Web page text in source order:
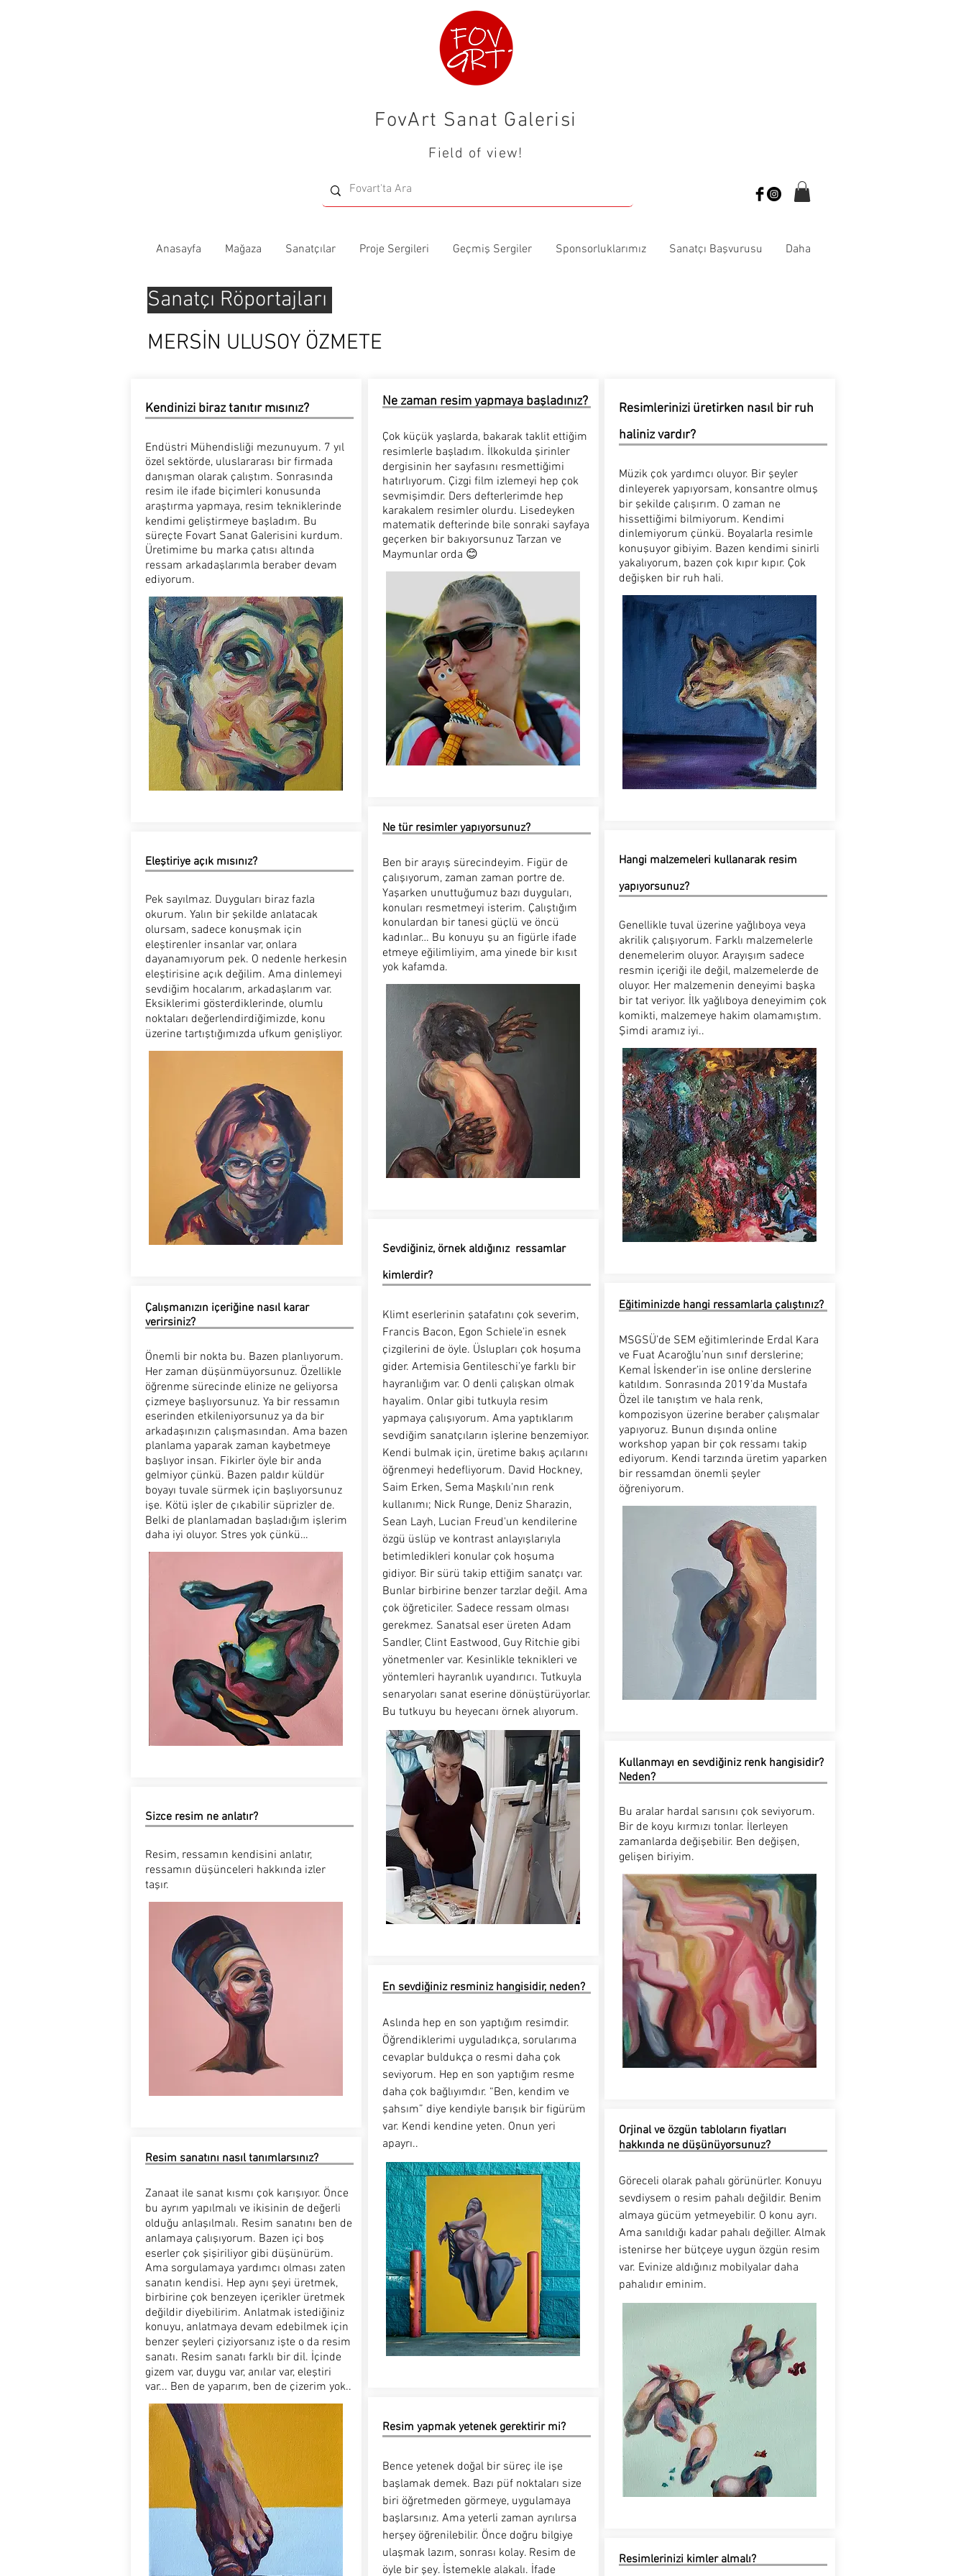
FovArt Sanat Galerisi
Field of view!
Anasayfa Mağaza Sanatçılar Proje Sergileri Geçmiş Sergiler Sponsorluklarımız Sanatçı Başvurusu Daha
Sanatçı Röportajları
MERSİN ULUSOY ÖZMETE
Kendinizi biraz tanıtır mısınız?
Endüstri Mühendisliği mezunuyum. 7 yıl
özel sektörde, uluslararası bir firmada
danışman olarak çalıştım. Sonrasında
resim ile ifade biçimleri konusunda
araştırma yapmaya, resim tekniklerinde
kendimi geliştirmeye başladım. Bu
süreçte Fovart Sanat Galerisini kurdum.
Üretimime bu marka çatısı altında
ressam arkadaşlarımla beraber devam
ediyorum.
Eleştiriye açık mısınız?
Pek sayılmaz. Duyguları biraz fazla
okurum. Yalın bir şekilde anlatacak
olursam, sadece konuşmak için
eleştirenler insanlar var, onlara
dayanamıyorum pek. O nedenle herkesin
eleştirisine açık değilim. Ama dinlemeyi
sevdiğim hocalarım, arkadaşlarım var.
Eksiklerimi gösterdiklerinde, olumlu
noktaları değerlendirdiğimizde, konu
üzerine tartıştığımızda ufkum genişliyor.
Çalışmanızın içeriğine nasıl karar
verirsiniz?
Önemli bir nokta bu. Bazen planlıyorum.
Her zaman düşünmüyorsunuz. Özellikle
öğrenme sürecinde elinize ne geliyorsa
çizmeye başlıyorsunuz. Ya bir ressamın
eserinden etkileniyorsunuz ya da bir
arkadaşınızın çalışmasından. Ama bazen
planlama yaparak zaman kaybetmeye
başlıyor insan. Fikirler öyle bir anda
gelmiyor çünkü. Bazen paldır küldür
boyayı tuvale sürmek için başlıyorsunuz
işe. Kötü işler de çıkabilir süprizler de.
Belki de planlamadan başladığım işlerim
daha iyi oluyor. Stres yok çünkü…
Sizce resim ne anlatır?
Resim, ressamın kendisini anlatır,
ressamın düşünceleri hakkında izler
taşır.
Resim sanatını nasıl tanımlarsınız?
Zanaat ile sanat kısmı çok karışıyor. Önce
bu ayrım yapılmalı ve ikisinin de değerli
olduğu anlaşılmalı. Resim sanatını ben de
anlamaya çalışıyorum. Bazen içi boş
eserler çok şişiriliyor gibi düşünürüm.
Ama sorgulamaya yardımcı olması zaten
sanatın kendisi. Hep aynı şeyi üretmek,
birbirine çok benzeyen içerikler üretmek
değildir diyebilirim. Anlatmak istediğiniz
konuyu, anlatmaya devam edebilmek için
benzer şeyleri çiziyorsanız işte o da resim
sanatı. Resim sanatı farklı bir dil. İçinde
gizem var, duygu var, anılar var, eleştiri
var... Ben de yaparım, ben de çizerim yok..
Ne zaman resim yapmaya başladınız?
Çok küçük yaşlarda, bakarak taklit ettiğim
resimlerle başladım. İlkokulda şirinler
dergisinin her sayfasını resmettiğimi
hatırlıyorum. Çizgi film izlemeyi hep çok
sevmişimdir. Ders defterlerimde hep
karakalem resimler olurdu. Lisedeyken
matematik defterinde bile sonraki sayfaya
geçerken bir bakıyorsunuz Tarzan ve
Maymunlar orda 😊
Ne tür resimler yapıyorsunuz?
Ben bir arayış sürecindeyim. Figür de
çalışıyorum, zaman zaman portre de.
Yaşarken unuttuğumuz bazı duyguları,
konuları resmetmeyi isterim. Çalıştığım
konulardan bir tanesi güçlü ve öncü
kadınlar… Bu konuyu şu an figürle ifade
etmeye eğilimliyim, ama yinede bir kısıt
yok kafamda.
Sevdiğiniz, örnek aldığınız ressamlar
kimlerdir?
Klimt eserlerinin şatafatını çok severim,
Francis Bacon, Egon Schiele’in esnek
çizgilerini de öyle. Üslupları çok hoşuma
gider. Artemisia Gentileschi’ye farklı bir
hayranlığım var. O denli çalışkan olmak
hayalim. Onlar gibi tutkuyla resim
yapmaya çalışıyorum. Ama yaptıklarım
sevdiğim sanatçıların işlerine benzemiyor.
Kendi bulmak için, üretime bakış açılarını
öğrenmeyi hedefliyorum. David Hockney,
Saim Erken, Sema Maşkılı'nın renk
kullanımı; Nick Runge, Deniz Sharazin,
Sean Layh, Lucian Freud'un kendilerine
özgü üslüp ve kontrast anlayışlarıyla
betimledikleri konular çok hoşuma
gidiyor. Bir sürü takip ettiğim sanatçı var.
Bunlar birbirine benzer tarzlar değil. Ama
çok öğreticiler. Sadece ressam olması
gerekmez. Sanatsal eser üreten Adam
Sandler, Clint Eastwood, Guy Ritchie gibi
yönetmenler var. Kesinlikle teknikleri ve
yöntemleri hayranlık uyandırıcı. Tutkuyla
senaryoları sanat eserine dönüştürüyorlar.
Bu tutkuyu bu heyecanı örnek alıyorum.
En sevdiğiniz resminiz hangisidir, neden?
Aslında hep en son yaptığım resimdir.
Öğrendiklerimi uyguladıkça, sorularıma
cevaplar buldukça o resmi daha çok
seviyorum. Hep en son yaptığım resme
daha çok bağlıyımdır. “Ben, kendim ve
şahsım” diye kendiyle barışık bir figürüm
var. Kendi kendine yeten. Onun yeri
apayrı..
Resim yapmak yetenek gerektirir mi?
Bence yetenek doğal bir süreç ile işe
başlamak demek. Bazı püf noktaları size
biri öğretmeden görmeye, uygulamaya
başlarsınız. Ama yeterli zaman ayrılırsa
herşey öğrenilebilir. Önce doğru bilgiye
ulaşmak lazım, sonrası kolay. Resim de
öyle bir şey. İstemekle alakalı. İfade
Resimlerinizi üretirken nasıl bir ruh
haliniz vardır?
Müzik çok yardımcı oluyor. Bir şeyler
dinleyerek yapıyorsam, konsantre olmuş
bir şekilde çalışırım. O zaman ne
hissettiğimi bilmiyorum. Kendimi
dinlemiyorum çünkü. Boyalarla resimle
konuşuyor gibiyim. Bazen kendimi sinirli
yakalıyorum, bazen çok kıpır kıpır. Çok
değişken bir ruh hali.
Hangi malzemeleri kullanarak resim
yapıyorsunuz?
Genellikle tuval üzerine yağlıboya veya
akrilik çalışıyorum. Farklı malzemelerle
denemelerim oluyor. Arayışım sadece
resmin içeriği ile değil, malzemelerde de
oluyor. Her malzemenin deneyimi başka
bir tat veriyor. İlk yağlıboya deneyimim çok
komikti, malzemeye hakim olamamıştım.
Şimdi aramız iyi..
Eğitiminizde hangi ressamlarla çalıştınız?
MSGSÜ’de SEM eğitimlerinde Erdal Kara
ve Fuat Acaroğlu’nun sınıf derslerine;
Kemal İskender’in ise online derslerine
katıldım. Sonrasında 2019’da Mustafa
Özel ile tanıştım ve hala renk,
kompozisyon üzerine beraber çalışmalar
yapıyoruz. Bunun dışında online
workshop yapan bir çok ressamı takip
ediyorum. Kendi tarzında üretim yaparken
bir ressamdan önemli şeyler
öğreniyorum.
Kullanmayı en sevdiğiniz renk hangisidir?
Neden?
Bu aralar hardal sarısını çok seviyorum.
Bir de koyu kırmızı tonlar. İlerleyen
zamanlarda değişebilir. Ben değişen,
gelişen biriyim.
Orjinal ve özgün tabloların fiyatları
hakkında ne düşünüyorsunuz?
Göreceli olarak pahalı görünürler. Konuyu
sevdiysem o resim pahalı değildir. Benim
almaya gücüm yetmeyebilir. O konu ayrı.
Ama sanıldığı kadar pahalı değiller. Almak
istenirse her bütçeye uygun özgün resim
var. Evinize aldığınız mobilyalar daha
pahalıdır eminim.
Resimlerinizi kimler almalı?